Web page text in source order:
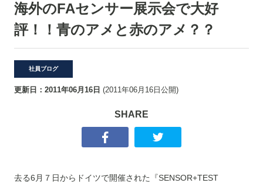
海外のFAセンサー展示会で大好
評！！青のアメと赤のアメ？？
社員ブログ
更新日： 2011年06月16日 (2011年06月16日 公開)
SHARE
去る6月７日からドイツで開催された『SENSOR+TEST